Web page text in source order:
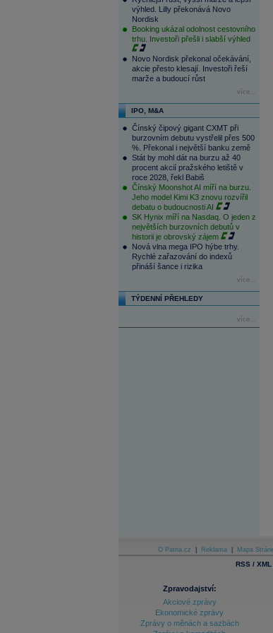
výhled. Lilly překonává Novo
Nordisk
Booking ukázal odolnost cestovního
trhu. Investoři přešli i slabší výhled
Novo Nordisk překonal očekávání,
akcie přesto klesají. Investoři řeší
marže a budoucí růst
více...
IPO, M&A
Čínský čipový gigant CXMT při
burzovním debutu vystřelil přes 500
%. Překonal i největší banku země
Stát by mohl dát na burzu až 40
procent akcií pražského letiště v
roce 2028, řekl Babiš
Čínský Moonshot AI míří na burzu.
Jeho model Kimi K3 znovu rozvířil
debatu o budoucnosti AI
SK Hynix míří na Nasdaq. O jeden z
největších burzovních debutů v
historii je obrovský zájem
Nová vlna mega IPO hýbe trhy.
Rychlé zařazování do indexů
přináší šance i rizika
více...
TÝDENNÍ PŘEHLEDY
více...
O Patria.cz Reklama Mapa
RSS / XML
Zpravodajství:
Akciové zprávy
Ekonomické zprávy
Zprávy o měnách a sazbách